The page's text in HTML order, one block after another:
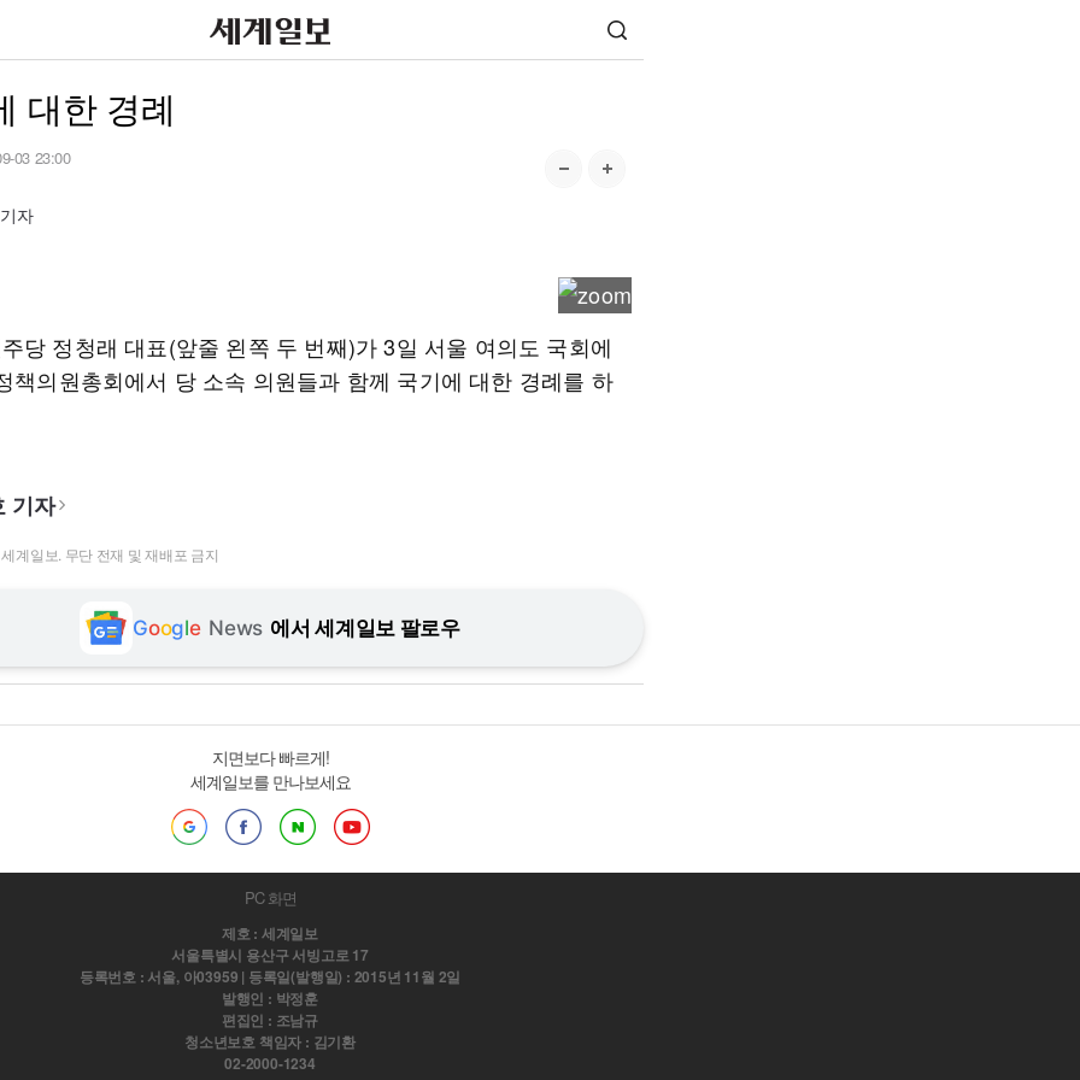
대한 경례
03 23:00
자
당 정청래 대표(앞줄 왼쪽 두 번째)가 3일 서울 여의도 국회에
책의원총회에서 당 소속 의원들과 함께 국기에 대한 경례를 하
기자
계일보. 무단 전재 및 재배포 금지
Google News 에서 세계일보 팔로우
지면보다 빠르게!
세계일보를 만나보세요
PC 화면
제호 : 세계일보
서울특별시 용산구 서빙고로 17
등록번호 : 서울, 아03959 | 등록일(발행일) : 2015년 11월 2일
발행인 : 박정훈
편집인 : 조남규
청소년보호 책임자 : 김기환
02-2000-1234